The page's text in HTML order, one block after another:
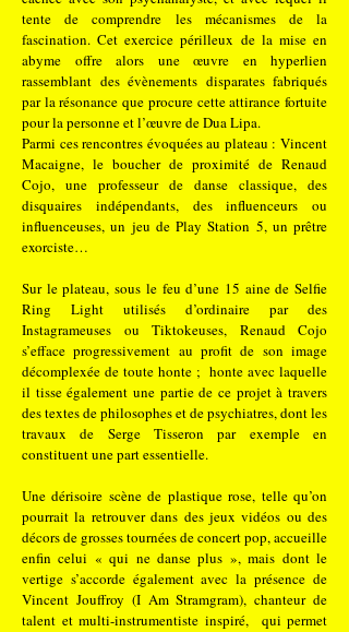
tente de comprendre les mécanismes de la
fascination. Cet exercice périlleux de la mise en
abyme offre alors une œuvre en hyperlien
rassemblant des évènements disparates fabriqués
par la résonance que procure cette attirance fortuite
pour la personne et l’œuvre de Dua Lipa.
Parmi ces rencontres évoquées au plateau : Vincent
Macaigne, le boucher de proximité de Renaud
Cojo, une professeur de danse classique, des
disquaires indépendants, des influenceurs ou
influenceuses, un jeu de Play Station 5, un prêtre
exorciste…
Sur le plateau, sous le feu d’une 15 aine de Selfie
Ring Light utilisés d’ordinaire par des
Instagrameuses ou Tiktokeuses, Renaud Cojo
s’efface progressivement au profit de son image
décomplexée de toute honte ; honte avec laquelle
il tisse également une partie de ce projet à travers
des textes de philosophes et de psychiatres, dont les
travaux de Serge Tisseron par exemple en
constituent une part essentielle.
Une dérisoire scène de plastique rose, telle qu’on
pourrait la retrouver dans des jeux vidéos ou des
décors de grosses tournées de concert pop, accueille
enfin celui « qui ne danse plus », mais dont le
vertige s’accorde également avec la présence de
Vincent Jouffroy (I Am Stramgram), chanteur de
talent et multi-instrumentiste inspiré, qui permet